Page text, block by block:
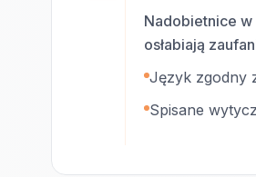
Nadobietnice
osłabiają
Język zgodny
Spisane